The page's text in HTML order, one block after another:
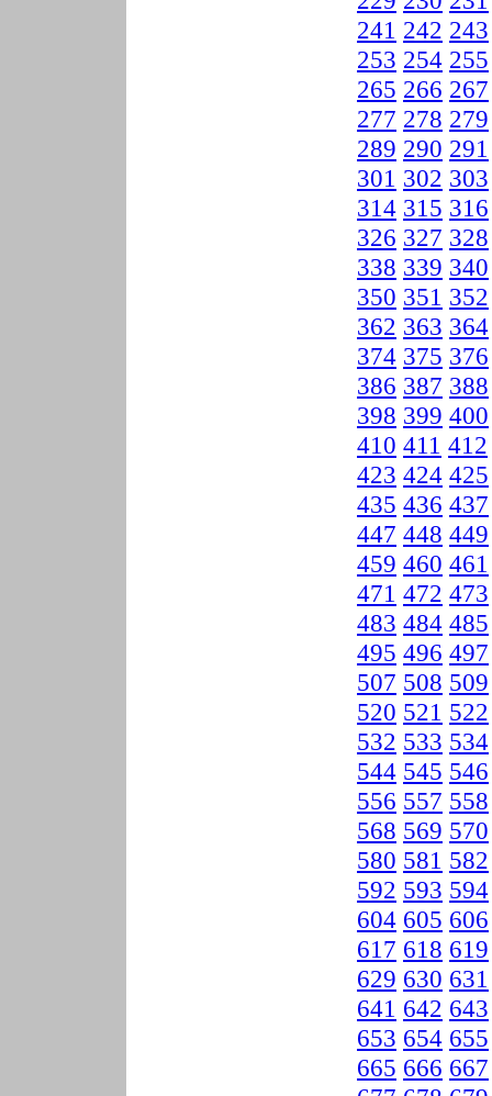
241 242 243
253 254 255
265 266 267
277 278 279
289 290 291
301 302 303
314 315 316
326 327 328
338 339 340
350 351 352
362 363 364
374 375 376
386 387 388
398 399 400
410 411 412
423 424 425
435 436 437
447 448 449
459 460 461
471 472 473
483 484 485
495 496 497
507 508 509
520 521 522
532 533 534
544 545 546
556 557 558
568 569 570
580 581 582
592 593 594
604 605 606
617 618 619
629 630 631
641 642 643
653 654 655
665 666 667